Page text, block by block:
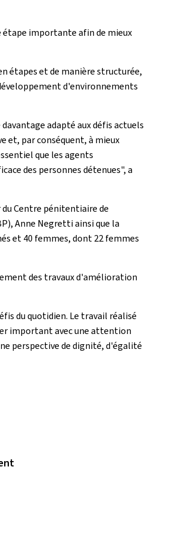
étape importante afin de mieux
étapes et de manière structurée,
d'environnements
adapté aux défis actuels
et, par conséquent, à mieux
que les agents
des personnes détenues", a
Centre pénitentiaire de
Anne Negretti ainsi que la
et 40 femmes, dont 22 femmes
des travaux d'amélioration
du quotidien. Le travail réalisé
important avec une attention
perspective de dignité, d'égalité